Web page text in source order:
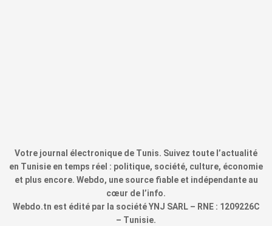
Votre journal électronique de Tunis. Suivez toute l’actualité
en Tunisie en temps réel : politique, société, culture, économie
et plus encore. Webdo, une source fiable et indépendante au
cœur de l’info.
Webdo.tn est édité par la société YNJ SARL – RNE : 1209226C
– Tunisie.